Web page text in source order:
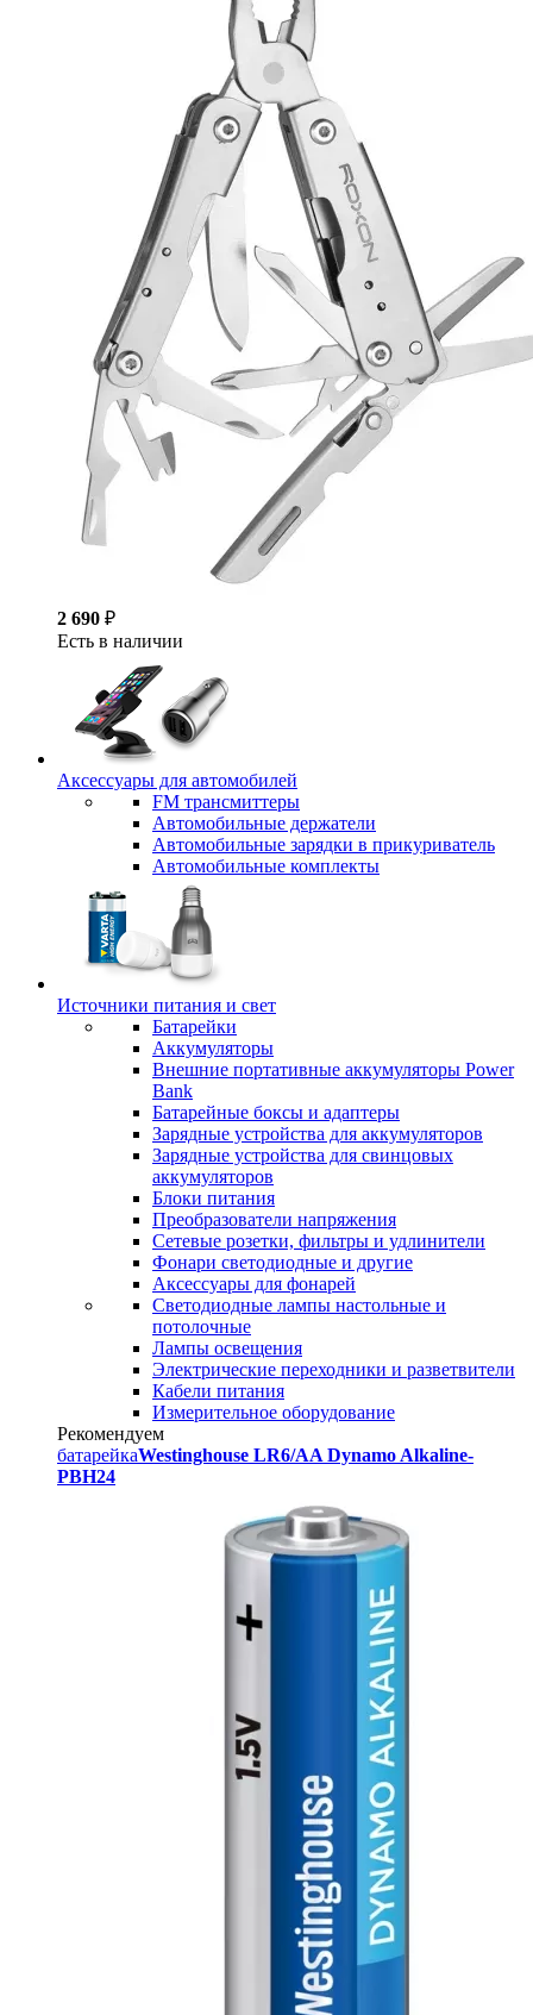
2 690 ₽
Есть в наличии
Аксессуары для автомобилей
FM трансмиттеры
Автомобильные держатели
Автомобильные зарядки в прикуриватель
Автомобильные комплекты
Источники питания и свет
Батарейки
Аккумуляторы
Внешние портативные аккумуляторы Power
Bank
Батарейные боксы и адаптеры
Зарядные устройства для аккумуляторов
Зарядные устройства для свинцовых
аккумуляторов
Блоки питания
Преобразователи напряжения
Сетевые розетки, фильтры и удлинители
Фонари светодиодные и другие
Аксессуары для фонарей
Светодиодные лампы настольные и
потолочные
Лампы освещения
Электрические переходники и разветвители
Кабели питания
Измерительное оборудование
Рекомендуем
батарейкаWestinghouse LR6/AA Dynamo Alkaline-
PBH24